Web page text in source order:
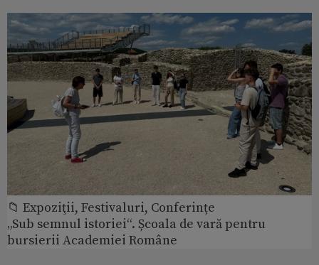
📁 Expoziţii, Festivaluri, Conferințe
„Sub semnul istoriei“. Școala de vară pentru
bursierii Academiei Române